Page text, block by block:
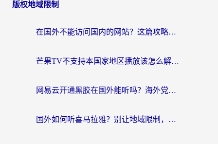
版权地域限制
在国外不能访问国内的网站？这篇攻略帮你无缝连接家乡资源
芒果TV不支持本国家地区播放该怎么解决？海外党追剧看片的终极指南
网易云开通黑胶在国外能听吗？海外党亲测有效的回国听音乐方案
国外如何听喜马拉雅？别让地域限制，断了你的中文声音陪伴